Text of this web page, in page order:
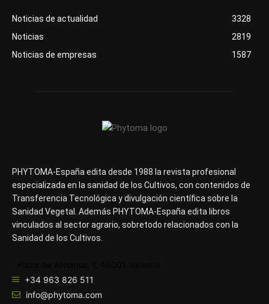
Noticias de actualidad
3328
Noticias
2819
Noticias de empresas
1587
PHYTOMA-España edita desde 1988 la revista profesional
especializada en la sanidad de los Cultivos, con contenidos de
Transferencia Tecnológica y divulgación científica sobre la
Sanidad Vegetal. Además PHYTOMA-España edita libros
vinculados al sector agrario, sobretodo relacionados con la
Sanidad de los Cultivos.
+34 963 826 511
info@phytoma.com